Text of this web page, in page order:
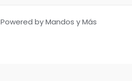
Powered by Mandos y Más